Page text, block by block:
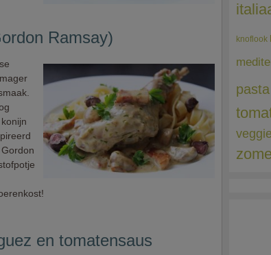
Ramsay)
en tomatensaus
knoflook
pasta
veggie